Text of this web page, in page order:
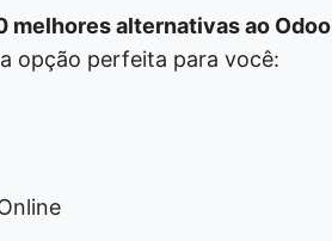
melhores alternativas ao Odoo
opção perfeita para você: